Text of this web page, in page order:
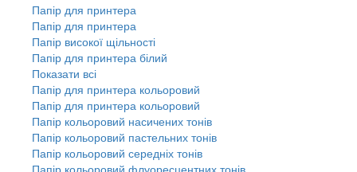
Папір для принтера
Папір для принтера
Папір високої щільності
Папір для принтера білий
Показати всі
Папір для принтера кольоровий
Папір для принтера кольоровий
Папір кольоровий насичених тонів
Папір кольоровий пастельних тонів
Папір кольоровий середніх тонів
Папір кольоровий флуоресцентних тонів